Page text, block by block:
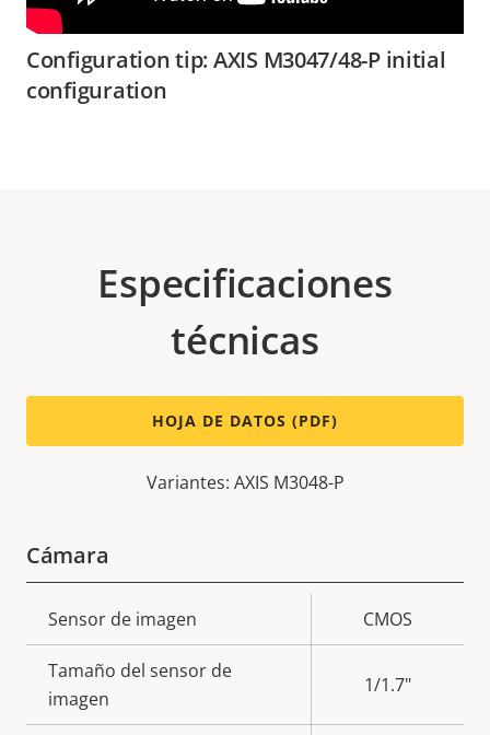
Configuration tip: AXIS M3047/48-P initial
configuration
Especificaciones
técnicas
HOJA DE DATOS (PDF)
Variantes: AXIS M3048-P
Cámara
Descripción
de
propiedad
la
propiedad
Sensor de imagen CMOS
Tamaño del sensor de
imagen
1/1.7"